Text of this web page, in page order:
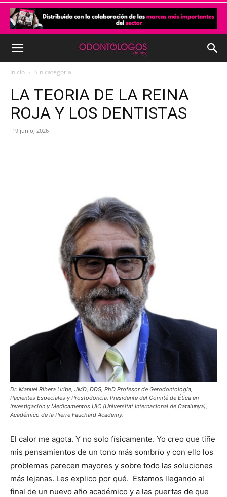
Inicio Sin categoría
LA TEORIA DE LA REINA
ROJA Y LOS DENTISTAS
19 junio, 2026
Dr. Manuel Ribera Uribe, JMD, DDS, PhD Profesor de Gerodontología,
Pacientes Especiales y Prostodoncia, Presidente del Comité de Ética en
Investigación y Medicamentos UIC (Universitat Internacional de Catalunya),
Académico de la Pierre Fauchard Academy.
El calor me agota. Y no solo físicamente. Yo creo que tiñe
mis pensamientos de un tono más sombrío y con ello los
problemas parecen mayores y sobre todo las soluciones
más lejanas. Les explico por qué. Estamos llegando al
final de un nuevo año académico y a las puertas de que